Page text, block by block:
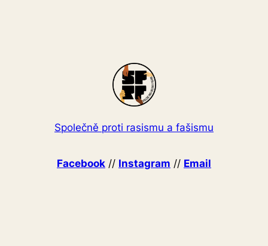
Společně proti rasismu a fašismu
Facebook // Instagram // Email